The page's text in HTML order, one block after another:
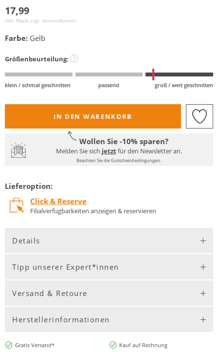
17,99
inkl. Mwst zzgl. Versandkosten
Farbe: Gelb
Größenbeurteilung: ?
klein / schmal geschnitten passend groß / weit geschnitten
IN DEN WARENKORB
Wollen Sie -10% sparen?
Melden Sie sich jetztfür den Newsletter an.
Beachten Sie die Gutscheinbedingungen.
Lieferoption:
Click & Reserve
Filialverfügbarkeiten anzeigen & reservieren
Details
Tipp unserer Expert*innen
Versand & Retoure
Herstellerinformationen
Gratis Versand*
Kauf auf Rechnung